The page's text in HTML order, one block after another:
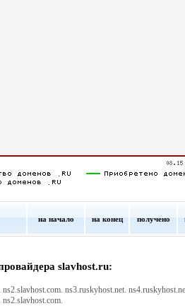
на начало на конец получено
slavhost.ru:
ns2.slavhost.com. ns3.ruskyhost.net.